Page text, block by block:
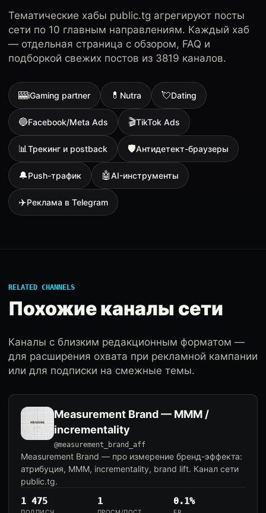
Тематические хабы public.tg агрегируют посты
сети по 10 главным направлениям. Каждый хаб
— отдельная страница с обзором, FAQ и
подборкой свежих постов из 3819 каналов.
🎰iGaming partner 💊 Nutra 💘Dating
🔵Facebook/Meta Ads 🎬TikTok Ads
📊Трекинг и postback 🛡Антидетект-браузеры
🔔Push-трафик 🤖AI-инструменты
✈️Реклама в Telegram
RELATED CHANNELS
Похожие каналы сети
Каналы с близким редакционным форматом —
для расширения охвата при рекламной кампании
или для подписки на смежные темы.
Measurement Brand — MMM /
incrementality
@measurement_brand_aff
Measurement Brand — про измерение бренд-эффекта:
атрибуция, MMM, incrementality, brand lift. Канал сети
public.tg.
1 475 1 0.1%